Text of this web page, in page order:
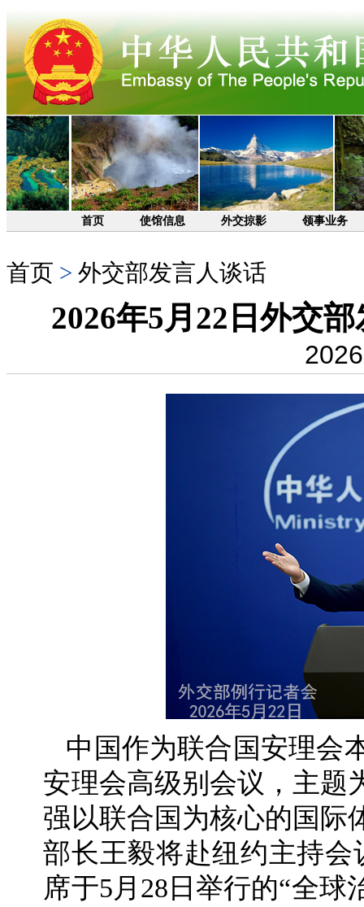
首页 使馆信息 外交掠影 领事业务
首页 > 外交部发言人谈话
2026年5月22日外交
中国作为联合国安理会
安理会高级别会议，主题
强以联合国为核心的国际
部长王毅将赴纽约主持
席于5月28日举行的“全